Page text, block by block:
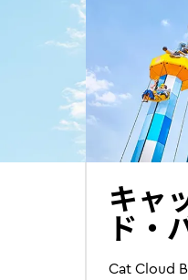
キャ
ド・
Cat Cloud